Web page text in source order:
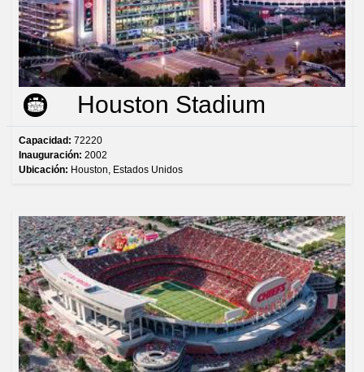
Houston Stadium
Capacidad: 72220
Inauguración: 2002
Ubicación: Houston, Estados Unidos